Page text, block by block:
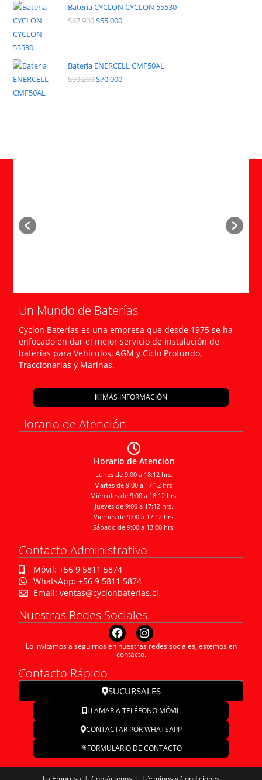
Bateria CYCLON CYCLON 55530
$67.900 $55.000
Bateria ENERCELL CMF50AL
$99.200 $70.000
Un Mundo de Baterías
Cyclon Baterías es una empresa que desde 1975 se ha
enfocado en dar el mejor servicio de instalación de
baterías para Vehículos, AGM y Ciclo Profundo,
Traccionarias y Marinas.
MÁS INFORMACIÓN
Horario de Atención
Horario de Atención
Lunes de 9:00 a 18:12 hrs.
Martes de 9:00 a 17:12 hrs.
Miércoles de 9:00 a 18:12 hrs.
Jueves de 9:00 a 17:12 hrs.
Viernes de 9:00 a 17:12 hrs.
Sábado de 9:00 a 13:00 hrs.
Contacto Administrativo
Móvil: +56 9 5811 5874
WhatsApp: +56 9 5811 5874
Email: ventas@cyclonbaterias.cl
Nuestras Redes Sociales.
Lo invitamos a seguirnos en nuestras redes sociales, estemos en
contacto.
Contacto Rápido
SUCURSALES
LLAMAR A TELÉFONO MÓVIL
CONTACTAR POR WHATSAPP
FORMULARIO DE CONTACTO